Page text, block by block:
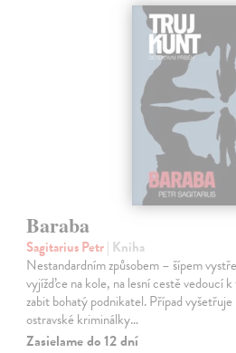
Baraba
Sagitarius Petr| Kniha
Nestandardním způsobem – šípem
vyjížďce na kole, na lesní cestě vedoucí
zabit bohatý podnikatel. Případ vyšetřuje
ostravské kriminálky…
Zasielame do 12 dní